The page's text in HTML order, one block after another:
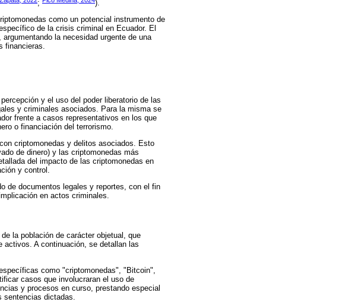
;
).
como un potencial instrumento de
de la crisis criminal en Ecuador. El
la necesidad urgente de una
financieras.
y el uso del poder liberatorio de las
y criminales asociados. Para la misma se
frente a casos representativos en los que
o financiación del terrorismo.
criptomonedas y delitos asociados. Esto
de dinero) y las criptomonedas más
del impacto de las criptomonedas en
y control.
de documentos legales y reportes, con el fin
en actos criminales.
la población de carácter objetual, que
activos. A continuación, se detallan las
como "criptomonedas", "Bitcoin",
casos que involucraran el uso de
y procesos en curso, prestando especial
dictadas.